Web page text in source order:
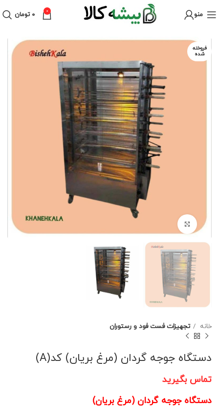
منو 0 ۰ تومان
فروخته
شده
خانه تجهیزات فست فود و رستوران
دستگاه جوجه گردان (مرغ بریان) کد(A)
تماس بگیرید
دستگاه جوجه گردان (مرغ بریان)